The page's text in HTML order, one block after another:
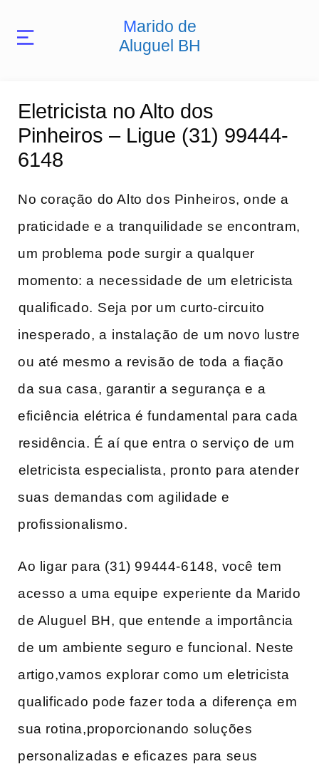
Marido de
Aluguel BH
Eletricista no Alto dos
Pinheiros – Ligue (31) 99444-
6148
No coração‌ do Alto dos Pinheiros, onde ​a
praticidade e​ a tranquilidade se encontram,
um problema⁢ pode surgir a qualquer
momento: a necessidade de um ​eletricista
⁣qualificado. ⁣Seja por um curto-circuito
inesperado, a ⁣instalação de⁣ um novo ‍lustre
ou até mesmo a revisão de toda a fiação
da sua casa, garantir ​a segurança e a
eficiência elétrica é fundamental para cada
⁤residência. É‌ aí que entra​ o serviço de⁣ um
⁤eletricista especialista, pronto​ para atender‍
suas⁤ demandas com agilidade e
profissionalismo.
Ao ligar para ‌(31) 99444-6148, você‌ tem
acesso a uma equipe ⁣experiente da Marido
de Aluguel BH, que entende a importância
de ‌um ambiente seguro‌ e funcional. Neste
artigo,vamos explorar como‍ um eletricista
qualificado pode fazer‌ toda a ⁢diferença⁢ em
sua rotina,proporcionando soluções
personalizadas e eficazes para seus